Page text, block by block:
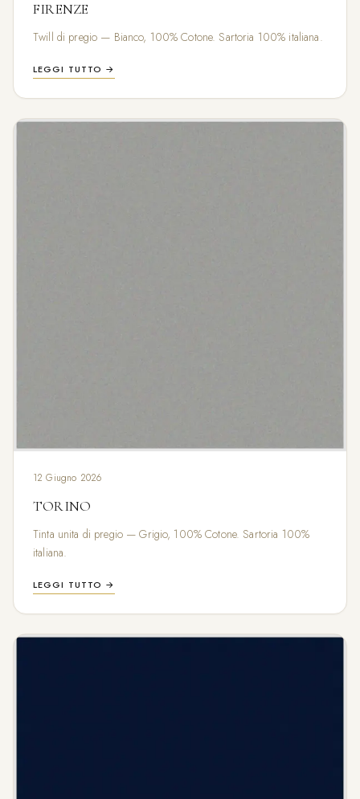
FIRENZE
Twill di pregio — Bianco, 100% Cotone. Sartoria 100% italiana.
LEGGI TUTTO →
12 Giugno 2026
TORINO
Tinta unita di pregio — Grigio, 100% Cotone. Sartoria 100%
italiana.
LEGGI TUTTO →